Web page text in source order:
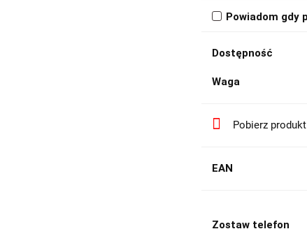
Powiadom gdy
Dostępność
Waga
Pobierz
EAN
Zostaw telefon